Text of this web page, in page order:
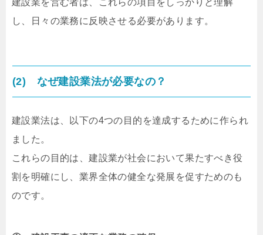
建設業を営む者は、これらの項目をしっかりと理解
し、日々の業務に反映させる必要があります。
(2) なぜ建設業法が必要なの？
建設業法は、以下の4つの目的を達成するために作られ
ました。
これらの目的は、建設業が社会において果たすべき役
割を明確にし、業界全体の健全な発展を促すためのも
のです。